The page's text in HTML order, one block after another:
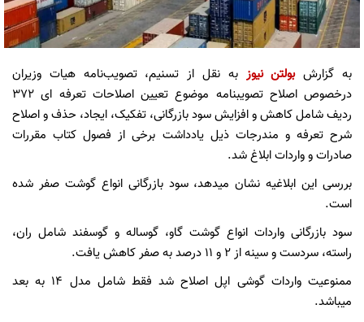
به گزارشبولتن نیوز به نقل از تسنیم، تصویب‌نامه هیات وزیران
درخصوص اصلاح تصویبنامه موضوع تعیین اصلاحات تعرفه ای 372
ردیف شامل کاهش و افزایش سود بازرگانی، تفکیک، ایجاد، حذف و اصلاح
شرح تعرفه و مندرجات ذیل یادداشت برخی از فصول کتاب مقررات
صادرات و واردات ابلاغ شد.
بررسی این ابلاغیه نشان میدهد، سود بازرگانی انواع گوشت صفر شده
است.
سود بازرگانی واردات انواع گوشت گاو، گوساله و گوسفند شامل ران،
راسته، سردست و سینه از 2 و 11 درصد به صفر کاهش یافت.
ممنوعیت واردات گوشی اپل اصلاح شد فقط شامل مدل 14 به بعد
میباشد.